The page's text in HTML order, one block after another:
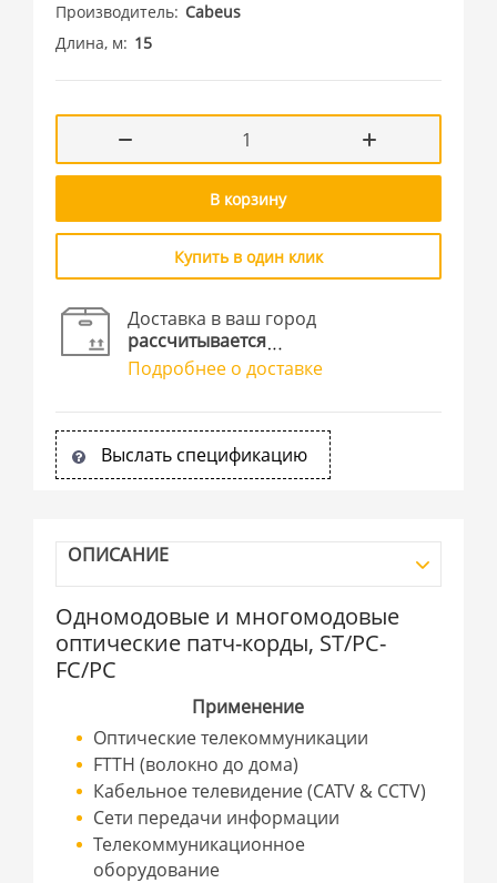
Производитель Cabeus
Длина, м
15
В корзину
Купить в один клик
Доставка в ваш город
рассчитывается
Подробнее о доставке
Выслать спецификацию
ОПИСАНИЕ
Одномодовые и многомодовые
оптические патч-корды, ST/PC-
FC/PC
Применение
Оптические телекоммуникации
FTTH (волокно до дома)
Кабельное телевидение (CATV & CCTV)
Сети передачи информации
Телекоммуникационное
оборудование